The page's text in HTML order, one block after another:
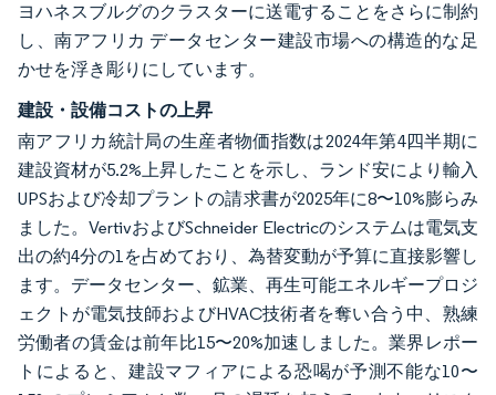
ヨハネスブルグのクラスターに送電することをさらに制約
し、南アフリカ データセンター建設市場への構造的な足
かせを浮き彫りにしています。
建設・設備コストの上昇
南アフリカ統計局の生産者物価指数は2024年第4四半期に
建設資材が5.2%上昇したことを示し、ランド安により輸入
UPSおよび冷却プラントの請求書が2025年に8〜10%膨らみ
ました。VertivおよびSchneider Electricのシステムは電気支
出の約4分の1を占めており、為替変動が予算に直接影響し
ます。データセンター、鉱業、再生可能エネルギープロジ
ェクトが電気技師およびHVAC技術者を奪い合う中、熟練
労働者の賃金は前年比15〜20%加速しました。業界レポー
トによると、建設マフィアによる恐喝が予測不能な10〜